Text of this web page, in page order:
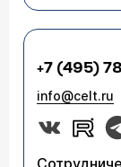
+7 (495)
info@celt.ru